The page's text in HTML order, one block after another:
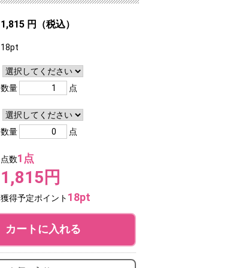
1,815 円（税込）
18pt
数量 点
数量
点
点数1点
1,815円
獲得予定ポイント 18pt
カートに入れる